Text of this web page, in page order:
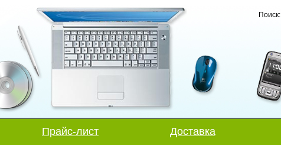
Поиск:
Прайс-лист Доставка